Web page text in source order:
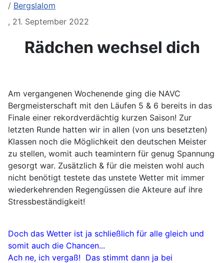
/ Bergslalom
, 21. September 2022
Rädchen wechsel dich
Am vergangenen Wochenende ging die NAVC
Bergmeisterschaft mit den Läufen 5 & 6 bereits in das
Finale einer rekordverdächtig kurzen Saison! Zur
letzten Runde hatten wir in allen (von uns besetzten)
Klassen noch die Möglichkeit den deutschen Meister
zu stellen, womit auch teamintern für genug Spannung
gesorgt war. Zusätzlich & für die meisten wohl auch
nicht benötigt testete das unstete Wetter mit immer
wiederkehrenden Regengüssen die Akteure auf ihre
Stressbeständigkeit!
Doch das Wetter ist ja schließlich für alle gleich und
somit auch die Chancen...
Ach ne, ich vergaß! Das stimmt dann ja bei